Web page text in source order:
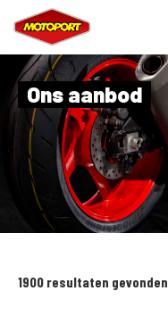
Ons aanbod
1900 resultaten gevonden